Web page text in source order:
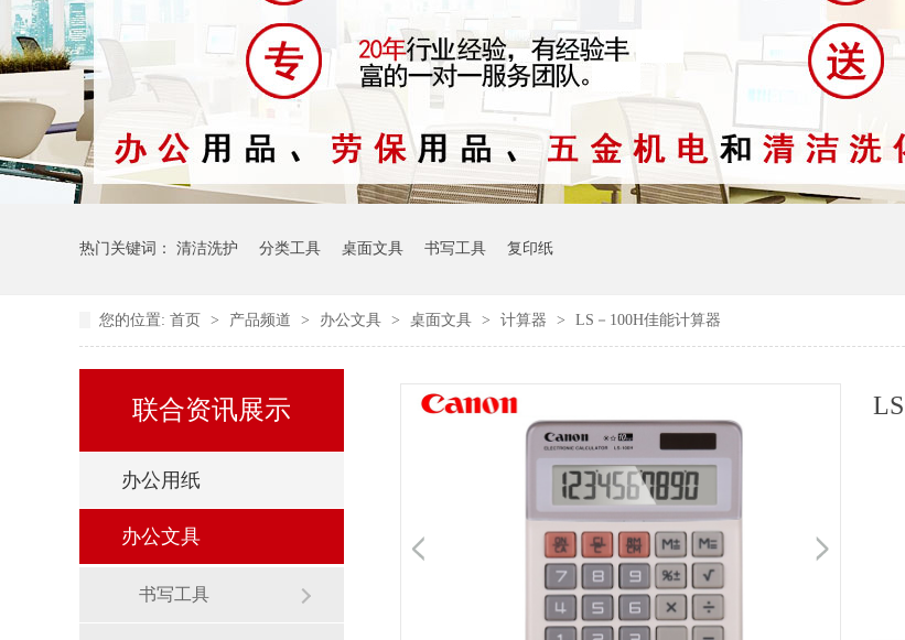
热门关键词： 清洁洗护 分类工具 桌面文具 书写工具 复印纸
您的位置: 首页 > 产品频道 > 办公文具 > 桌面文具 > 计算器 > LS－100H佳能计算器
联合资讯展示
办公用纸
办公文具
书写工具